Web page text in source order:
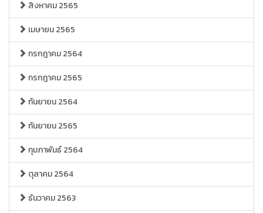
สิงหาคม 2565
เมษายน 2565
กรกฎาคม 2564
กรกฎาคม 2565
กันยายน 2564
กันยายน 2565
กุมภาพันธ์ 2564
ตุลาคม 2564
ธันวาคม 2563